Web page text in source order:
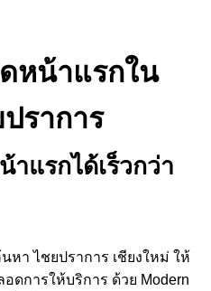
หน้าแรกใน
ราการ
าแรกได้เร็วกว่า
า ไชยปราการ เชียงใหม่ ให้
การให้บริการ ด้วย Modern